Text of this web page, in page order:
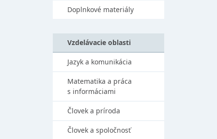
Doplnkové materiály
Vzdelávacie oblasti
Jazyk a komunikácia
Matematika a práca
s informáciami
Človek a príroda
Človek a spoločnosť